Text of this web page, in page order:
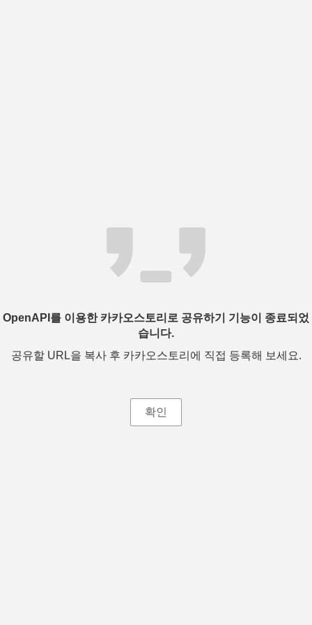
OpenAPI를 이용한 카카오스토리로 공유하기 기능이 종료되었
습니다.
공유할 URL을 복사 후 카카오스토리에 직접 등록해 보세요.
확인